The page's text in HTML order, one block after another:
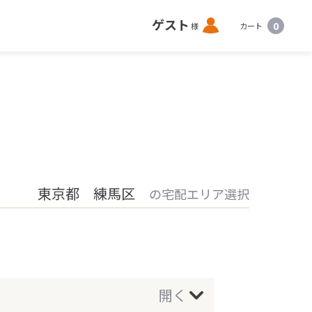
ゲスト 様 ロ
グ
カート 0
東京都 練馬区 の宅配エリア選択
開く